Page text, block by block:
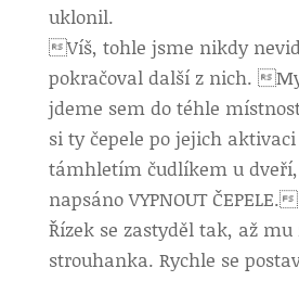
uklonil.
Víš, tohle jsme nikdy
pokračoval další z nich.
jdeme sem do téhle
si ty čepele po jejich
támhletím čudlíkem u
napsáno VYPNOUT ČEPELE.
Řízek se zastyděl tak, až mu
strouhanka. Rychle se